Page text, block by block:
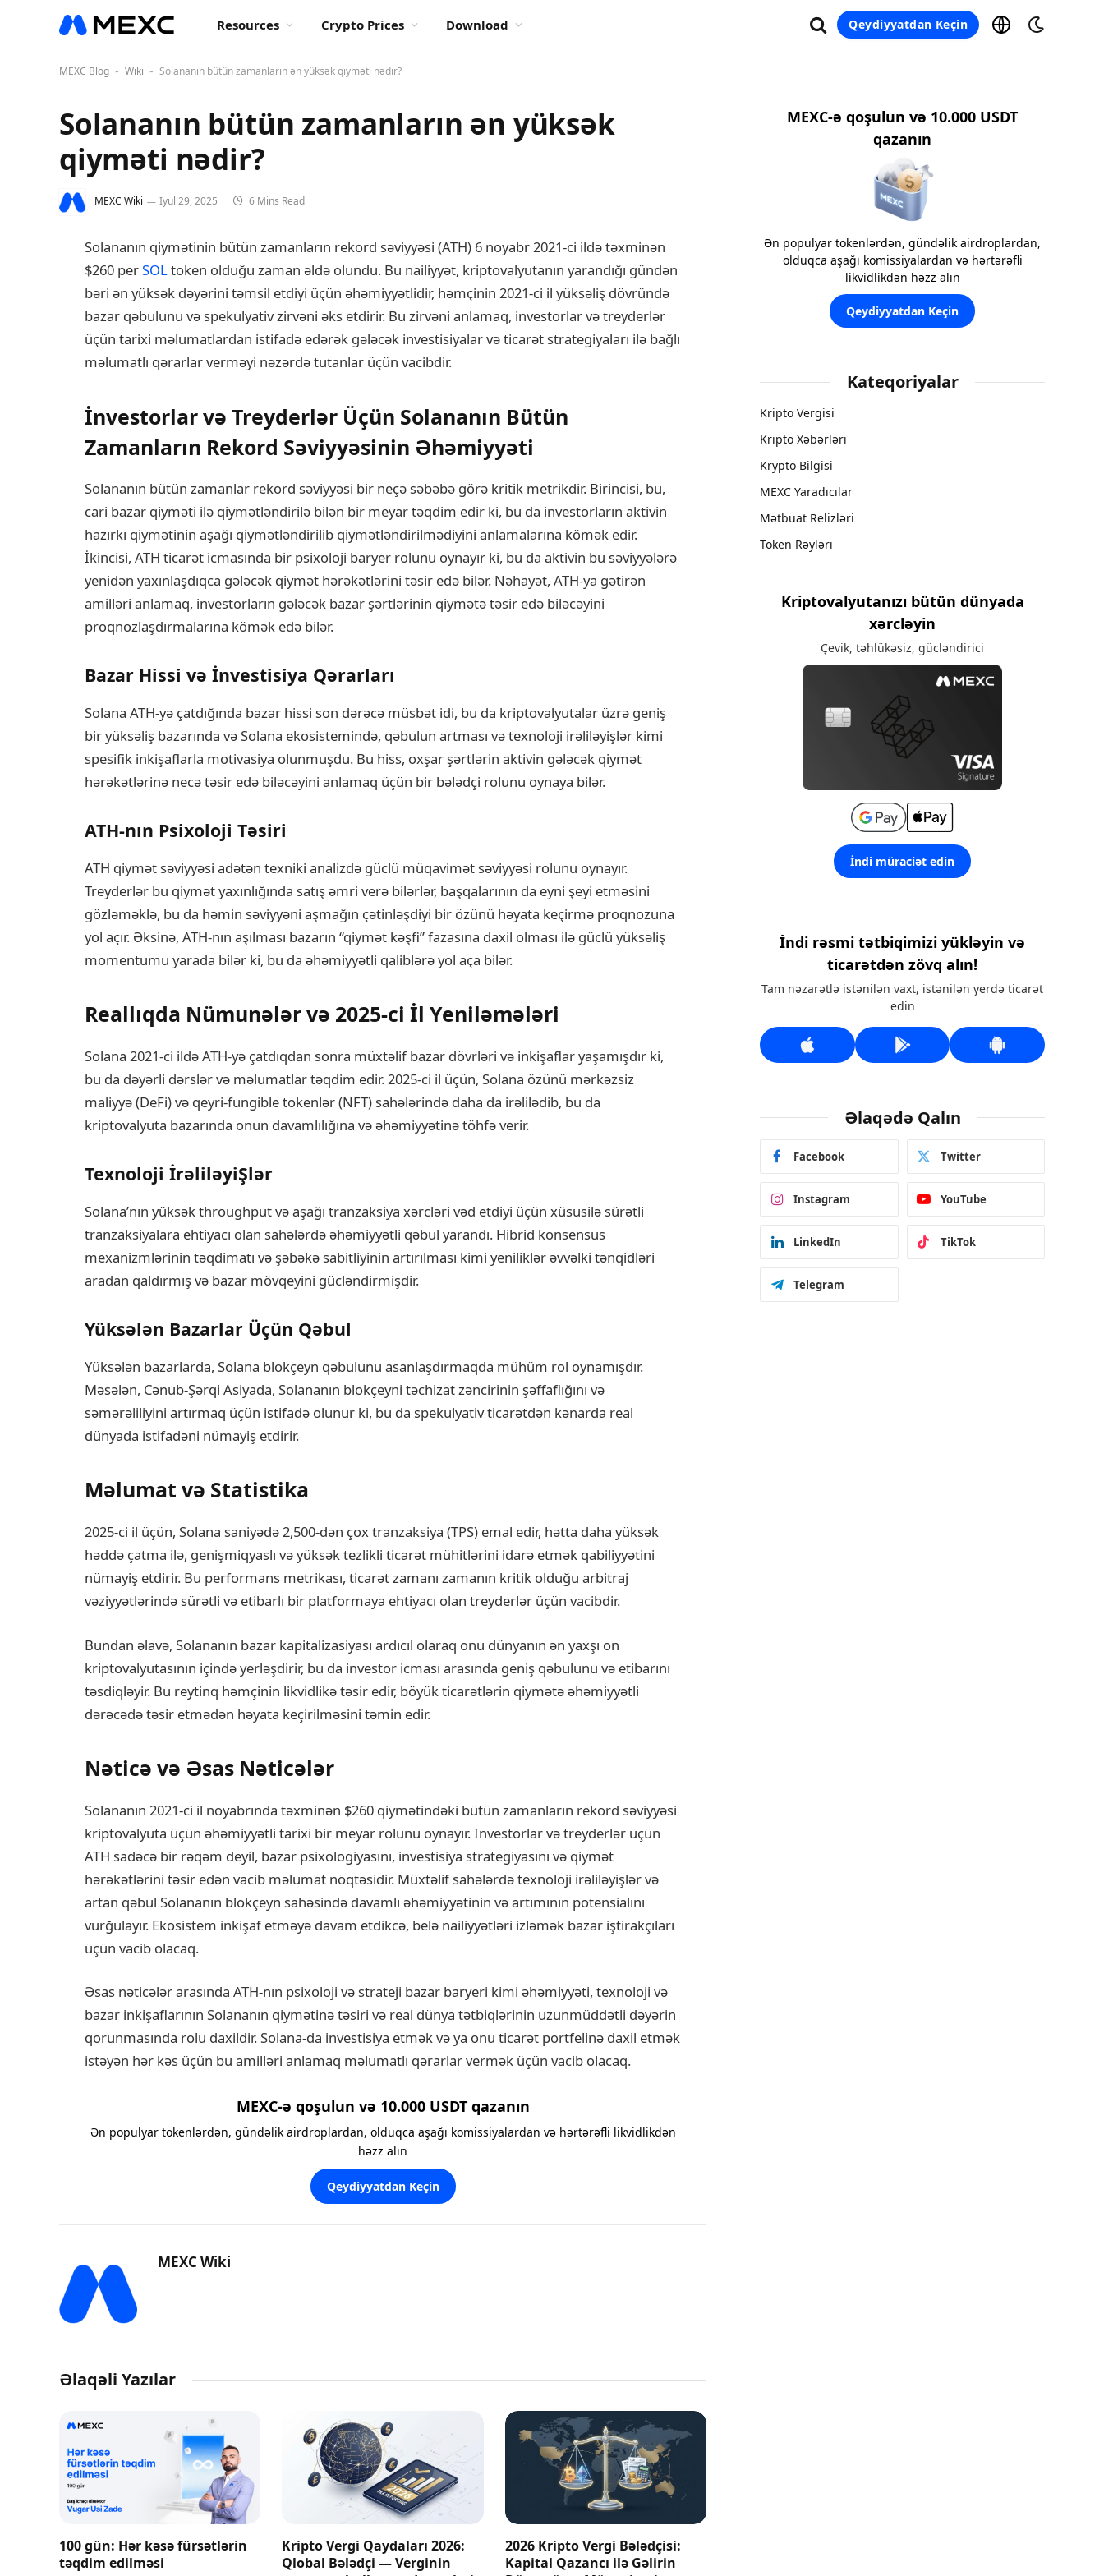
Resources Crypto Prices Download Qeydiyyatdan Keçin
MEXC Blog - Wiki - Solananın bütün zamanların ən yüksək qiyməti nədir?
Solananın bütün zamanların ən yüksək
qiyməti nədir?
MEXC Wiki İyul 29, 2025 6 Mins Read
Solananın qiymətinin bütün zamanların rekord səviyyəsi (ATH) 6 noyabr 2021-ci ildə təxminən
$260 perSOLtoken olduğu zaman əldə olundu. Bu nailiyyət, kriptovalyutanın yarandığı gündən
bəri ən yüksək dəyərini təmsil etdiyi üçün əhəmiyyətlidir, həmçinin 2021-ci il yüksəliş dövründə
bazar qəbulunu və spekulyativ zirvəni əks etdirir. Bu zirvəni anlamaq, investorlar və treyderlər
üçün tarixi məlumatlardan istifadə edərək gələcək investisiyalar və ticarət strategiyaları ilə bağlı
məlumatlı qərarlar verməyi nəzərdə tutanlar üçün vacibdir.
İnvestorlar və Treyderlər Üçün Solananın Bütün
Zamanların Rekord Səviyyəsinin Əhəmiyyəti
Solananın bütün zamanlar rekord səviyyəsi bir neçə səbəbə görə kritik metrikdir. Birincisi, bu,
cari bazar qiyməti ilə qiymətləndirilə bilən bir meyar təqdim edir ki, bu da investorların aktivin
hazırkı qiymətinin aşağı qiymətləndirilib qiymətləndirilmədiyini anlamalarına kömək edir.
İkincisi, ATH ticarət icmasında bir psixoloji baryer rolunu oynayır ki, bu da aktivin bu səviyyələrə
yenidən yaxınlaşdıqca gələcək qiymət hərəkətlərini təsir edə bilər. Nəhayət, ATH-ya gətirən
amilləri anlamaq, investorların gələcək bazar şərtlərinin qiymətə təsir edə biləcəyini
proqnozlaşdırmalarına kömək edə bilər.
Bazar Hissi və İnvestisiya Qərarları
Solana ATH-yə çatdığında bazar hissi son dərəcə müsbət idi, bu da kriptovalyutalar üzrə geniş
bir yüksəliş bazarında və Solana ekosistemində, qəbulun artması və texnoloji irəliləyişlər kimi
spesifik inkişaflarla motivasiya olunmuşdu. Bu hiss, oxşar şərtlərin aktivin gələcək qiymət
hərəkətlərinə necə təsir edə biləcəyini anlamaq üçün bir bələdçi rolunu oynaya bilər.
ATH-nın Psixoloji Təsiri
ATH qiymət səviyyəsi adətən texniki analizdə güclü müqavimət səviyyəsi rolunu oynayır.
Treyderlər bu qiymət yaxınlığında satış əmri verə bilərlər, başqalarının da eyni şeyi etməsini
gözləməklə, bu da həmin səviyyəni aşmağın çətinləşdiyi bir özünü həyata keçirmə proqnozuna
yol açır. Əksinə, ATH-nın aşılması bazarın “qiymət kəşfi” fazasına daxil olması ilə güclü yüksəliş
momentumu yarada bilər ki, bu da əhəmiyyətli qaliblərə yol aça bilər.
Reallıqda Nümunələr və 2025-ci İl Yeniləmələri
Solana 2021-ci ildə ATH-yə çatdıqdan sonra müxtəlif bazar dövrləri və inkişaflar yaşamışdır ki,
bu da dəyərli dərslər və məlumatlar təqdim edir. 2025-ci il üçün, Solana özünü mərkəzsiz
maliyyə (DeFi) və qeyri-fungible tokenlər (NFT) sahələrində daha da irəlilədib, bu da
kriptovalyuta bazarında onun davamlılığına və əhəmiyyətinə töhfə verir.
Texnoloji İrəliləyiŞlər
Solana’nın yüksək throughput və aşağı tranzaksiya xərcləri vəd etdiyi üçün xüsusilə sürətli
tranzaksiyalara ehtiyacı olan sahələrdə əhəmiyyətli qəbul yarandı. Hibrid konsensus
mexanizmlərinin təqdimatı və şəbəkə sabitliyinin artırılması kimi yeniliklər əvvəlki tənqidləri
aradan qaldırmış və bazar mövqeyini gücləndirmişdir.
Yüksələn Bazarlar Üçün Qəbul
Yüksələn bazarlarda, Solana blokçeyn qəbulunu asanlaşdırmaqda mühüm rol oynamışdır.
Məsələn, Cənub-Şərqi Asiyada, Solananın blokçeyni təchizat zəncirinin şəffaflığını və
səmərəliliyini artırmaq üçün istifadə olunur ki, bu da spekulyativ ticarətdən kənarda real
dünyada istifadəni nümayiş etdirir.
Məlumat və Statistika
2025-ci il üçün, Solana saniyədə 2,500-dən çox tranzaksiya (TPS) emal edir, hətta daha yüksək
həddə çatma ilə, genişmiqyaslı və yüksək tezlikli ticarət mühitlərini idarə etmək qabiliyyətini
nümayiş etdirir. Bu performans metrikası, ticarət zamanı zamanın kritik olduğu arbitraj
vəziyyətlərində sürətli və etibarlı bir platformaya ehtiyacı olan treyderlər üçün vacibdir.
Bundan əlavə, Solananın bazar kapitalizasiyası ardıcıl olaraq onu dünyanın ən yaxşı on
kriptovalyutasının içində yerləşdirir, bu da investor icması arasında geniş qəbulunu və etibarını
təsdiqləyir. Bu reytinq həmçinin likvidlikə təsir edir, böyük ticarətlərin qiymətə əhəmiyyətli
dərəcədə təsir etmədən həyata keçirilməsini təmin edir.
Nəticə və Əsas Nəticələr
Solananın 2021-ci il noyabrında təxminən $260 qiymətindəki bütün zamanların rekord səviyyəsi
kriptovalyuta üçün əhəmiyyətli tarixi bir meyar rolunu oynayır. Investorlar və treyderlər üçün
ATH sadəcə bir rəqəm deyil, bazar psixologiyasını, investisiya strategiyasını və qiymət
hərəkətlərini təsir edən vacib məlumat nöqtəsidir. Müxtəlif sahələrdə texnoloji irəliləyişlər və
artan qəbul Solananın blokçeyn sahəsində davamlı əhəmiyyətinin və artımının potensialını
vurğulayır. Ekosistem inkişaf etməyə davam etdikcə, belə nailiyyətləri izləmək bazar iştirakçıları
üçün vacib olacaq.
Əsas nəticələr arasında ATH-nın psixoloji və strateji bazar baryeri kimi əhəmiyyəti, texnoloji və
bazar inkişaflarının Solananın qiymətinə təsiri və real dünya tətbiqlərinin uzunmüddətli dəyərin
qorunmasında rolu daxildir. Solana-da investisiya etmək və ya onu ticarət portfelinə daxil etmək
istəyən hər kəs üçün bu amilləri anlamaq məlumatlı qərarlar vermək üçün vacib olacaq.
MEXC-ə qoşulun və 10.000 USDT qazanın
Ən populyar tokenlərdən, gündəlik airdroplardan, olduqca aşağı komissiyalardan və hərtərəfli likvidlikdən
həzz alın
Qeydiyyatdan Keçin
MEXC Wiki
Əlaqəli Yazılar
100 gün: Hər kəsə fürsətlərin
təqdim edilməsi
Kripto Vergi Qaydaları 2026:
Qlobal Bələdçi — Verginin
2026 Kripto Vergi Bələdçisi:
Kapital Qazancı ilə Gəlirin
MEXC-ə qoşulun və 10.000 USDT
qazanın
Ən populyar tokenlərdən, gündəlik airdroplardan,
olduqca aşağı komissiyalardan və hərtərəfli
likvidlikdən həzz alın
Qeydiyyatdan Keçin
Kateqoriyalar
Kripto Vergisi
Kripto Xəbərləri
Krypto Bilgisi
MEXC Yaradıcılar
Mətbuat Relizləri
Token Rəyləri
Kriptovalyutanızı bütün dünyada
xərcləyin
Çevik, təhlükəsiz, gücləndirici
İndi müraciət edin
İndi rəsmi tətbiqimizi yükləyin və
ticarətdən zövq alın!
Tam nəzarətlə istənilən vaxt, istənilən yerdə ticarət
edin
Əlaqədə Qalın
Facebook Twitter
Instagram YouTube
LinkedIn TikTok
Telegram